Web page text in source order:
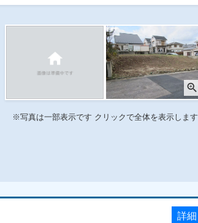
zoom_in
※写真は一部表示です クリックで全体を表示します
詳細